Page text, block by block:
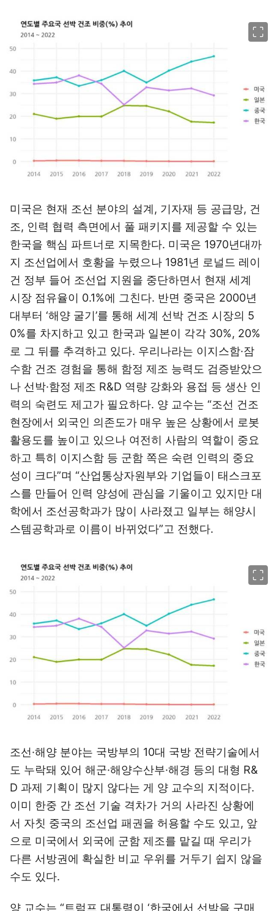
미국은 현재 조선 분야의 설계, 기자재 등 공급망, 건
조, 인력 협력 측면에서 풀 패키지를 제공할 수 있는
한국을 핵심 파트너로 지목한다. 미국은 1970년대까
지 조선업에서 호황을 누렸으나 1981년 로널드 레이
건 정부 들어 조선업 지원을 중단하면서 현재 세계
시장 점유율이 0.1%에 그친다. 반면 중국은 2000년
대부터 ‘해양 굴기’를 통해 세계 선박 건조 시장의 5
0%를 차지하고 있고 한국과 일본이 각각 30%, 20%
로 그 뒤를 추격하고 있다. 우리나라는 이지스함·잠
수함 건조 경험을 통해 함정 제조 능력도 검증받았으
나 선박·함정 제조 R&D 역량 강화와 용접 등 생산 인
력의 숙련도 제고가 필요하다. 양 교수는 “조선 건조
현장에서 외국인 의존도가 매우 높은 상황에서 로봇
활용도를 높이고 있으나 여전히 사람의 역할이 중요
하고 특히 이지스함 등 군함 쪽은 숙련 인력의 중요
성이 크다”며 “산업통상자원부와 기업들이 태스크포
스를 만들어 인력 양성에 관심을 기울이고 있지만 대
학에서 조선공학과가 많이 사라졌고 일부는 해양시
스템공학과로 이름이 바뀌었다”고 전했다.
조선·해양 분야는 국방부의 10대 국방 전략기술에서
도 누락돼 있어 해군·해양수산부·해경 등의 대형 R&
D 과제 기획이 많지 않다는 게 양 교수의 지적이다.
이미 한중 간 조선 기술 격차가 거의 사라진 상황에
서 자칫 중국의 조선업 패권을 허용할 수도 있고, 앞
으로 미국에서 외국에 군함 제조를 맡길 때 우리가
다른 서방권에 확실한 비교 우위를 거두기 쉽지 않을
수도 있다.
양 교수는 “트럼프 대통령이 ‘한국에서 선박을 구매